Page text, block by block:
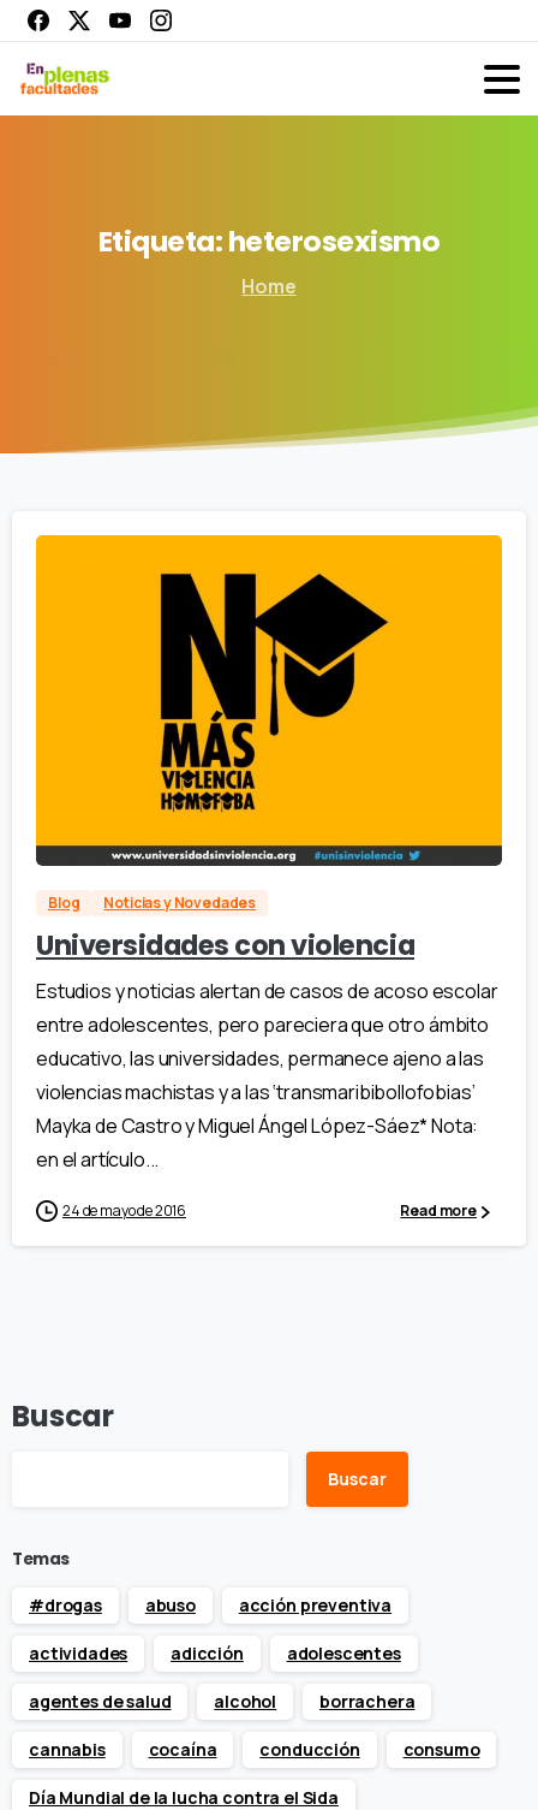
Etiqueta:heterosexismo
Home
Blog Noticias y Novedades
Universidades con violencia
Estudios y noticias alertan de casos de acoso escolar
entre adolescentes, pero pareciera que otro ámbito
educativo, las universidades, permanece ajeno a las
violencias machistas y a las ‘transmaribibollofobias’
Mayka de Castro y Miguel Ángel López-Sáez* Nota:
en el artículo...
24 de mayo de 2016 Read more
Buscar
Buscar
Temas
#drogas
abuso acción preventiva
actividades adicción adolescentes
agentes de salud alcohol borrachera
cannabis cocaína conducción consumo
Día Mundial de la lucha contra el Sida